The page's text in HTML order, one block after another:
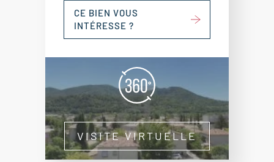
CE BIEN VOUS
INTÉRESSE ?
VISITE VIRTUELLE